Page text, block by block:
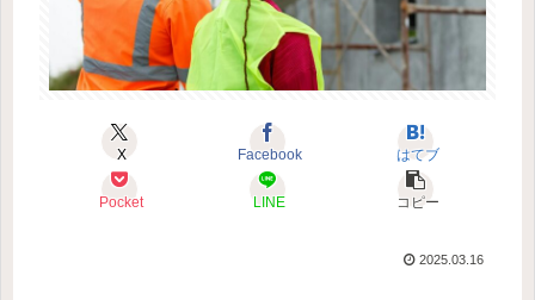
X Facebook はてブ
Pocket LINE コピー
2025.03.16